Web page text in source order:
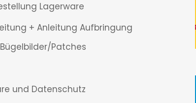
Lagerware
+ Anleitung Aufbringung
Patches
und Datenschutz